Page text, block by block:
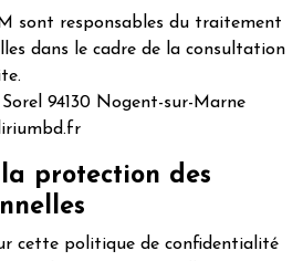
sont responsables du traitement
dans le cadre de la consultation
94130 Nogent-sur-Marne
protection des
cette politique de confidentialité